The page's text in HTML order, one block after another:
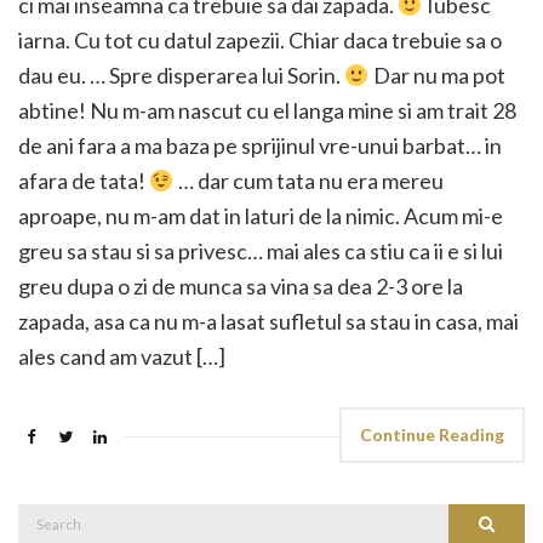
iarna. Cu tot cu datul zapezii. Chiar daca trebuie sa o
dau eu. … Spre disperarea lui Sorin.
Dar nu ma pot
abtine! Nu m-am nascut cu el langa mine si am trait 28
de ani fara a ma baza pe sprijinul vre-unui barbat… in
afara de tata!
… dar cum tata nu era mereu
aproape, nu m-am dat in laturi de la nimic. Acum mi-e
greu sa stau si sa privesc… mai ales ca stiu ca ii e si lui
greu dupa o zi de munca sa vina sa dea 2-3 ore la
zapada, asa ca nu m-a lasat sufletul sa stau in casa, mai
ales cand am vazut […]
Continue Reading
Search